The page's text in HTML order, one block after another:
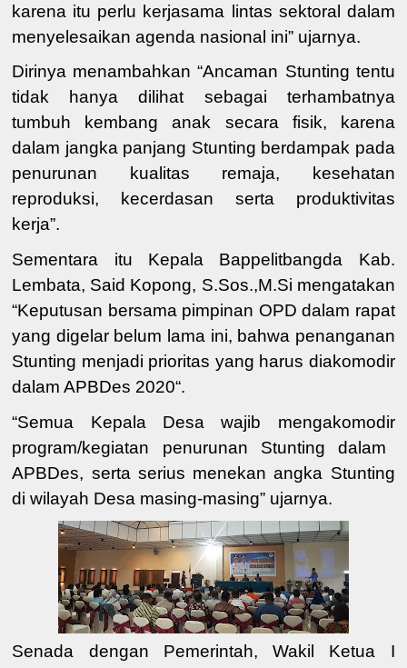
karena itu perlu kerjasama lintas sektoral dalam
menyelesaikan agenda nasional ini” ujarnya.
Dirinya menambahkan “Ancaman Stunting tentu
tidak hanya dilihat sebagai terhambatnya
tumbuh kembang anak secara fisik, karena
dalam jangka panjang Stunting berdampak pada
penurunan kualitas remaja, kesehatan
reproduksi, kecerdasan serta produktivitas
kerja”.
Sementara itu Kepala Bappelitbangda Kab.
Lembata, Said Kopong, S.Sos.,M.Si mengatakan
“Keputusan bersama pimpinan OPD dalam rapat
yang digelar belum lama ini, bahwa penanganan
Stunting menjadi prioritas yang harus diakomodir
dalam APBDes 2020“.
“Semua Kepala Desa wajib
mengakomodir
program/kegiatan penurunan Stunting dalam
APBDes, serta serius menekan angka Stunting
di wilayah Desa masing-masing” ujarnya.
Senada dengan Pemerintah,Wakil Ketua I